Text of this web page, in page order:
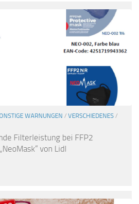
WARNUNGEN / VERSCHIEDENES /
Filterleistung bei FFP2
von Lidl